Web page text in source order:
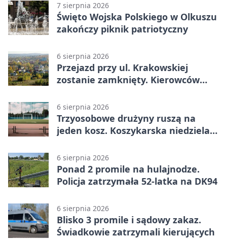
7 sierpnia 2026
Święto Wojska Polskiego w Olkuszu
zakończy piknik patriotyczny
6 sierpnia 2026
Przejazd przy ul. Krakowskiej
zostanie zamknięty. Kierowców
6 sierpnia 2026
Trzyosobowe drużyny ruszą na
jeden kosz. Koszykarska niedziela
6 sierpnia 2026
Ponad 2 promile na hulajnodze.
Policja zatrzymała 52-latka na DK94
6 sierpnia 2026
Blisko 3 promile i sądowy zakaz.
Świadkowie zatrzymali kierujących